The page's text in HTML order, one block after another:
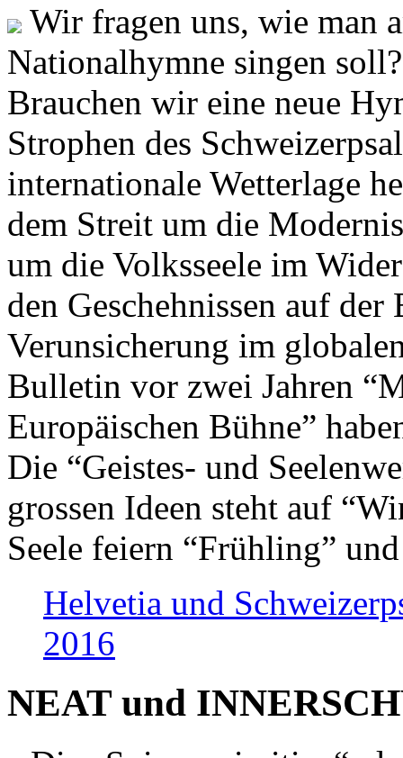
Wir fragen uns, wie man
Nationalhymne singen
Brauchen wir eine neue
Strophen des
internationale Wetterlage
dem Streit um die
um die Volksseele im
den Geschehnissen auf
Verunsicherung im
Bulletin vor zwei Jahren
Europäischen Bühne”
Die “Geistes- und
grossen Ideen steht auf
Seele feiern “Frühling”
Helvetia und
2016
NEAT und